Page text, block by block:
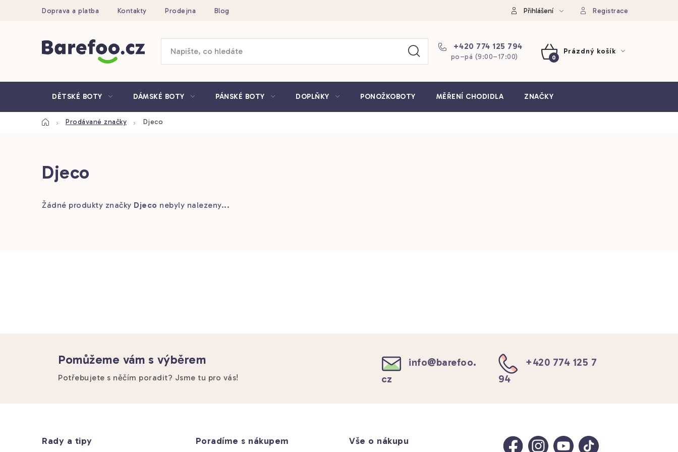
Doprava a platba Kontakty Prodejna Blog Přihlášení Registrace
+420 774 125 794
po–pá (9:00–17:00)
NÁKUPNÍ
Prázdný košík
DĚTSKÉ BOTY DÁMSKÉ BOTY PÁNSKÉ BOTY DOPLŇKY PONOŽKOBOTY MĚŘENÍ CHODIDLA ZNAČKY
DomůProdávané značky Djeco
Djeco
Žádné produkty značky Djeco nebyly nalezeny...
Pomůžeme vám s výběrem
Potřebujete s něčím poradit? Jsme tu pro vás!
info@barefoo.
cz
+420 774 125 7
94
Rady a tipy Poradíme s nákupem Vše o nákupu